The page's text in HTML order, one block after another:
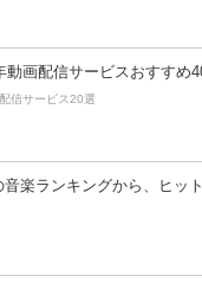
動画配信サービスおすすめ
信サービス20選
音楽ランキングから、ヒッ